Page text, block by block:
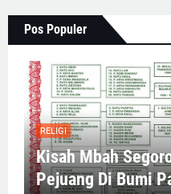
Pos Populer
RELIGI
Kisah Mbah
Pejuang Di Bumi